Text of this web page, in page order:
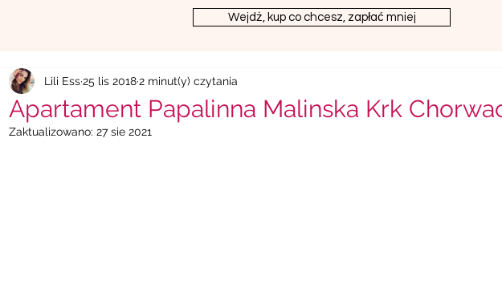
Wejdż, kup co chcesz, zapłać mniej
Apartament Papalinna Malinska Krk
Lili Ess25 lis 20182 minut(y) czytania
Zaktualizowano: 27 sie 2021